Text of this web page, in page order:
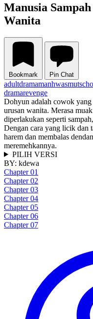
Manusia
Wanita
Bookmark Pin Chat
adultdramamanhwasmut
dramarevenge
Dohyun adalah cowok yang
urusan wanita. Merasa
diperlakukan seperti
Dengan cara yang licik dan
harem dan membalas
meremehkannya.
PILIH VERSI
BY: kdewa
Chapter 01
Chapter 02
Chapter 03
Chapter 04
Chapter 05
Chapter 06
Chapter 07